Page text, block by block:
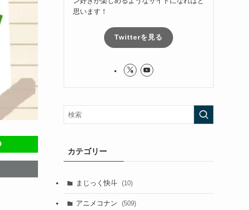
思います！
Twitterを見る
カテゴリー
まじっく快斗 (10)
アニメコナン (509)